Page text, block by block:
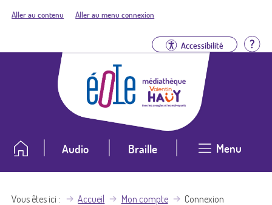
Aller au contenu Aller au menu connexion
Accessibilité
Audio Braille Menu
Vous êtes ici Accueil Mon compte Connexion